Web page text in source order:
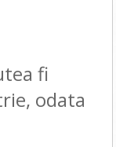
fi
odata